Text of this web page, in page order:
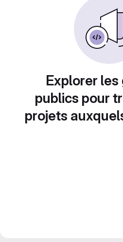
Explorer
publics pour
projets